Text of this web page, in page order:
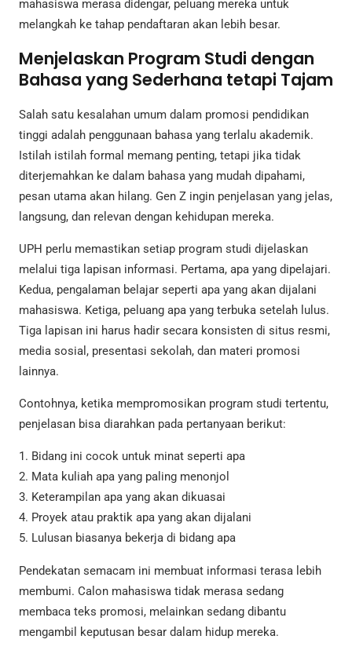
mahasiswa merasa didengar, peluang mereka untuk
melangkah ke tahap pendaftaran akan lebih besar.
Menjelaskan Program Studi dengan
Bahasa yang Sederhana tetapi Tajam
Salah satu kesalahan umum dalam promosi pendidikan
tinggi adalah penggunaan bahasa yang terlalu akademik.
Istilah istilah formal memang penting, tetapi jika tidak
diterjemahkan ke dalam bahasa yang mudah dipahami,
pesan utama akan hilang. Gen Z ingin penjelasan yang jelas,
langsung, dan relevan dengan kehidupan mereka.
UPH perlu memastikan setiap program studi dijelaskan
melalui tiga lapisan informasi. Pertama, apa yang dipelajari.
Kedua, pengalaman belajar seperti apa yang akan dijalani
mahasiswa. Ketiga, peluang apa yang terbuka setelah lulus.
Tiga lapisan ini harus hadir secara konsisten di situs resmi,
media sosial, presentasi sekolah, dan materi promosi
lainnya.
Contohnya, ketika mempromosikan program studi tertentu,
penjelasan bisa diarahkan pada pertanyaan berikut:
1. Bidang ini cocok untuk minat seperti apa
2. Mata kuliah apa yang paling menonjol
3. Keterampilan apa yang akan dikuasai
4. Proyek atau praktik apa yang akan dijalani
5. Lulusan biasanya bekerja di bidang apa
Pendekatan semacam ini membuat informasi terasa lebih
membumi. Calon mahasiswa tidak merasa sedang
membaca teks promosi, melainkan sedang dibantu
mengambil keputusan besar dalam hidup mereka.